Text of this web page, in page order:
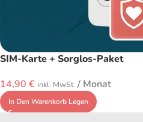
SIM-Karte + Sorglos-Paket
14,90 € inkl. MwSt. / Monat
In Den Warenkorb Legen